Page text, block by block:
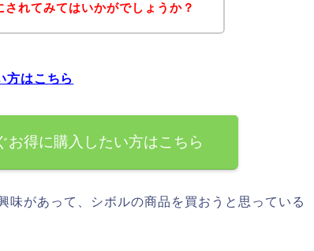
れてみてはいかがでしょうか？
方はこちら
お得に購入したい方はこちら
味があって、シボルの商品を買おうと思っている